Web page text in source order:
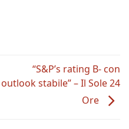
“S&P’s rating B- con
outlook stabile” – Il Sole 24
Ore